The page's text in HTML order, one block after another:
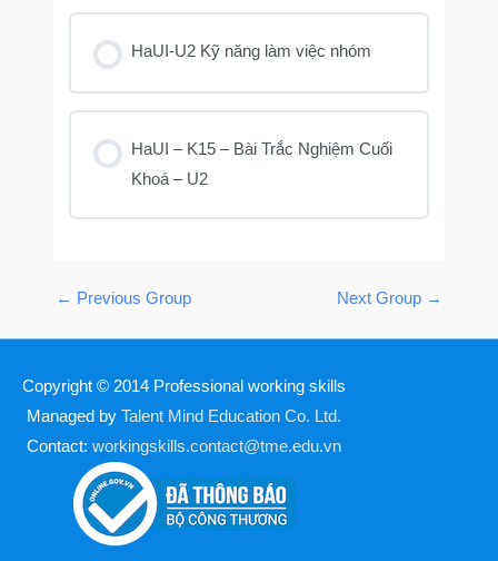
0% COMPLETE 0/0 Bước
HaUI-U2 Kỹ năng làm việc nhóm
0% COMPLETE
0/0 Bước
HaUI – K15 – Bài Trắc Nghiệm Cuối
Khoá – U2
← Previous Group Next Group →
Copyright © 2014 Professional working skills
Managed by Talent Mind Education Co. Ltd.
Contact: workingskills.contact@tme.edu.vn